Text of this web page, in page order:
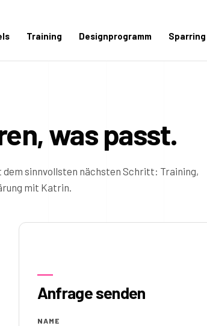
Training Designprogramm Sparring
was passt.
dem sinnvollsten nächsten Schritt: Training,
mit Katrin.
Anfrage senden
NAME